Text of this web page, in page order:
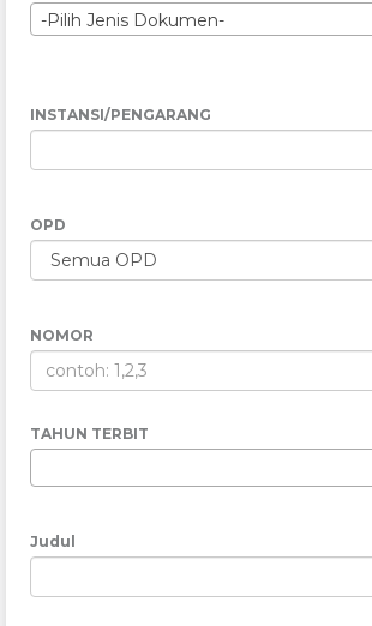
-Pilih Jenis Dokumen-
INSTANSI/PENGARANG
OPD
NOMOR
TAHUN TERBIT
Judul